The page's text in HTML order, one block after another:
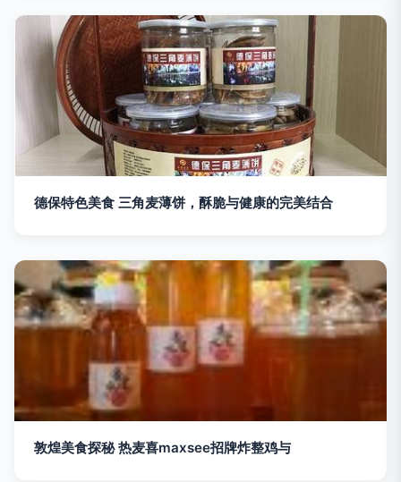
德保特色美食 三角麦薄饼，酥脆与健康的完美结合
敦煌美食探秘 热麦喜maxsee招牌炸整鸡与